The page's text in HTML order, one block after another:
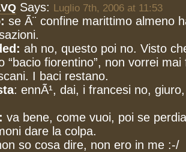
Says: Luglio 7th, 2006 at 11:53
se Ã¨ confine marittimo almeno
ah no, questo poi no. Visto
“bacio fiorentino”, non vorrei
I baci restano.
: ennÃ¹, dai, i francesi no,
va bene, come vuoi, poi se
dare la colpa.
so cosa dire, non ero in me :-/